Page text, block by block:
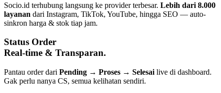
Socio.id terhubung langsung ke provider terbesar. Lebih dari 8.000
layanan dari Instagram, TikTok, YouTube, hingga SEO — auto-
sinkron harga & stok tiap jam.
Status Order
Real-time & Transparan.
Pantau order dari Pending → Proses → Selesai live di dashboard.
Gak perlu nanya CS, semua kelihatan sendiri.